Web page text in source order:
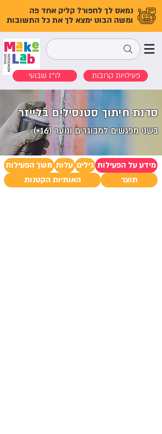
נמאס לך לחפור? קליק אחד פה
ומשה הבוט ימצא לך את כל התשובות
לו"ז שבועי פעילויות קרובות
סדנת חיתוך סטנסילים בלייזר
בשני מפגשים למבוגרים ונוער (16+)
מידע על הפעילות גילים עלות משך הפעילות
תוצר
האותיות הקטנות